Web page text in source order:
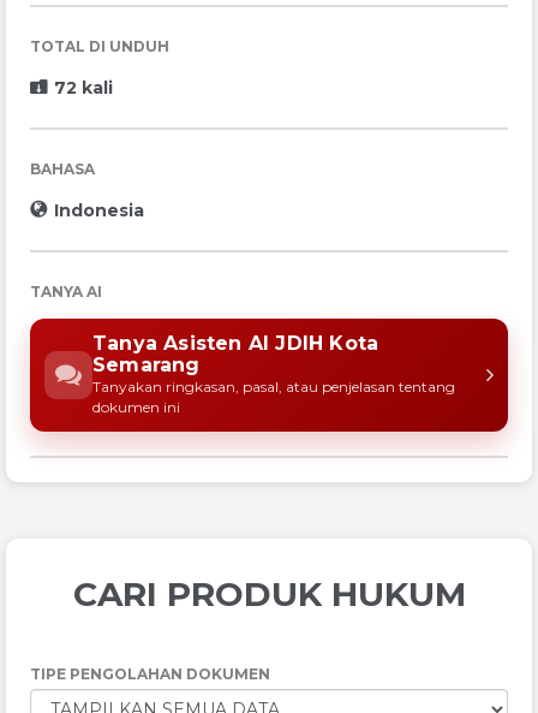
TOTAL DI UNDUH
72 kali
BAHASA
Indonesia
TANYA AI
Tanya Asisten AI JDIH Kota
Semarang
Tanyakan ringkasan, pasal, atau penjelasan tentang
dokumen ini
CARI PRODUK HUKUM
TIPE PENGOLAHAN DOKUMEN